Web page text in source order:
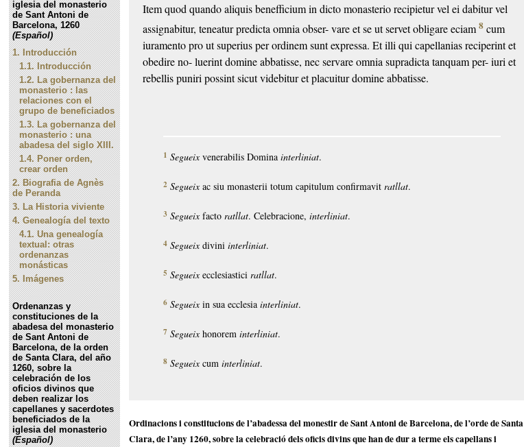
iglesia del monasterio
de Sant Antoni de
Barcelona, 1260
(Español)
1.Introducción
1.1.Introducción
1.2.La gobernanza del
monasterio : las
relaciones con el
grupo de beneficiados
1.3.La gobernanza del
monasterio : una
abadesa del siglo XIII.
1.4.Poner orden,
crear orden
2.Biografia de Agnès
de Peranda
3.La Historia viviente
4.Genealogía del texto
4.1.Una genealogía
textual: otras
ordenanzas
monásticas
5.Imágenes
Ordenanzas y
constituciones de la
abadesa del monasterio
de Sant Antoni de
Barcelona, de la orden
de Santa Clara, del año
1260, sobre la
celebración de los
oficios divinos que
deben realizar los
capellanes y sacerdotes
beneficiados de la
iglesia del monasterio
(Español)
Item quod quando aliquis benefficium in dicto monasteriorecipietur vel ei dabitur vel
assignabitur, teneatur predicta omnia obser-vare et se ut servet obligare eciam8 cum
iuramento pro ut superius per ordinemsunt expressa. Et illi qui capellanias reciperint et
obedire no-luerint domine abbatisse, nec servare omnia supradicta tanquam per-iuri et
rebellis puniri possint sicut videbitur et placuitur domine abbatisse.
1 Segueixvenerabilis Dominainterliniat.
2 Segueixac siu monasterii totum capitulum confirmavitratllat.
3 Segueixfactoratllat. Celebracione,interliniat.
4 Segueixdiviniinterliniat.
5 Segueixecclesiasticiratllat.
6 Segueixin sua ecclesiainterliniat.
7 Segueixhonoreminterliniat.
8 Segueixcuminterliniat.
Ordinacions i constitucions de l’abadessa del monestir de Sant Antoni de Barcelona, de l’orde de Santa
Clara, de l’any 1260, sobre la celebració dels oficis divins que han de dur a terme els capellans i